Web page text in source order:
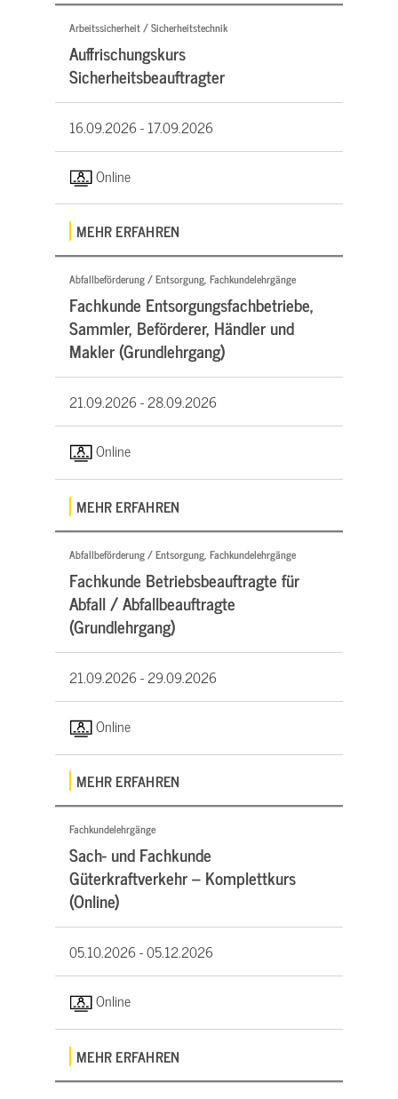
Arbeitssicherheit / Sicherheitstechnik
Auffrischungskurs
Sicherheitsbeauftragter
16.09.2026 -17.09.2026
Online
MEHR ERFAHREN
Abfallbeförderung / Entsorgung, Fachkundelehrgänge
Fachkunde Entsorgungsfachbetriebe,
Sammler, Beförderer, Händler und
Makler (Grundlehrgang)
21.09.2026 -28.09.2026
Online
MEHR ERFAHREN
Abfallbeförderung / Entsorgung, Fachkundelehrgänge
Fachkunde Betriebsbeauftragte für
Abfall / Abfallbeauftragte
(Grundlehrgang)
21.09.2026 -29.09.2026
Online
MEHR ERFAHREN
Fachkundelehrgänge
Sach- und Fachkunde
Güterkraftverkehr – Komplettkurs
(Online)
05.10.2026 -05.12.2026
Online
MEHR ERFAHREN